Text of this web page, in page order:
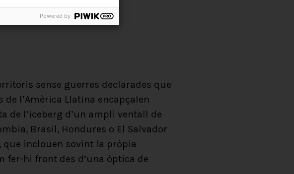
sense guerres declarades que
l’Amèrica Llatina encapçalen
de l’iceberg d’un ampli ventall de
Brasil, Hondures o El Salvador
inclouen sovint la pròpia
hi front des d’una òptica de
Powered by